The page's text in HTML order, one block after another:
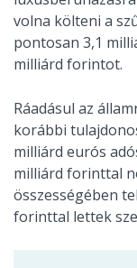
volna költeni a
pontosan 3,1
milliárd forintot.
Ráadásul az
korábbi
milliárd eurós
milliárd forinttal
összességében
forinttal lettek